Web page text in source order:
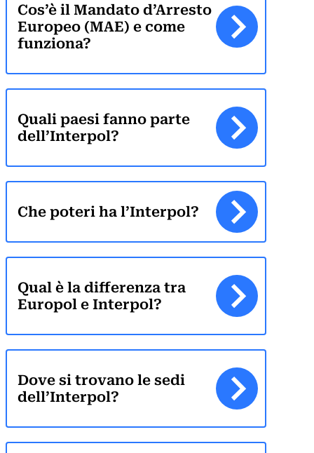
Cos’è il Mandato d’Arresto
Europeo (MAE) e come
funziona?
Quali paesi fanno parte
dell’Interpol?
Che poteri ha l’Interpol?
Qual è la differenza tra
Europol e Interpol?
Dove si trovano le sedi
dell’Interpol?